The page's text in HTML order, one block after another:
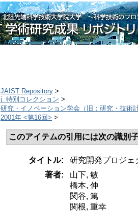
JAIST Repository >
j. 特別コレクション >
研究・イノベーション学会（旧：研究・技術
2001年 <第16回> >
このアイテムの引用には次の識別
タイトル:
研究開発プロジェ
著者:
山下, 敏
橋本, 伸
関谷, 篤
関根, 重幸